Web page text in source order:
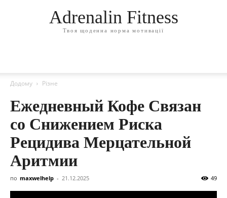
Adrenalin Fitness
Твоя щоденна норма мотивації
Додому Різне
Ежедневный Кофе Связан
со Снижением Риска
Рецидива Мерцательной
Аритмии
по maxwelhelp - 21.12.2025 49